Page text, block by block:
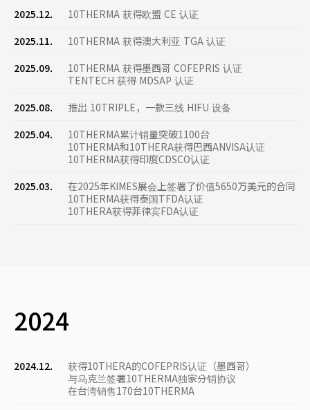
2025.12.
10THERMA 获得欧盟 CE 认证
2025.11.
10THERMA 获得澳大利亚 TGA 认证
2025.09.
10THERMA 获得墨西哥 COFEPRIS 认证
TENTECH 获得 MDSAP 认证
2025.08.
推出 10TRIPLE，一款三线 HIFU 设备
2025.04.
10THERMA累计销量突破1100台
10THERMA和10THERA获得巴西ANVISA认证
10THERMA获得印度CDSCO认证
2025.03.
在2025年KIMES展会上签署了价值5650万美元的合同
10THERMA获得泰国TFDA认证
10THERA获得菲律宾FDA认证
2024
2024.12.
获得10THERA的COFEPRIS认证（墨西哥）
与乌克兰签署10THERMA独家分销协议
在台湾销售170台10THERMA